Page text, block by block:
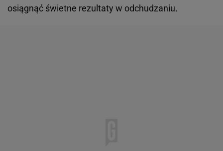
osiągnąć świetne rezultaty w odchudzaniu.